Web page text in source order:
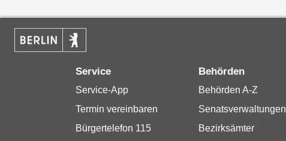
Service
Service-App
Termin vereinbaren
Bürgertelefon 115
Behörden
Behörden A-Z
Senatsverwaltungen
Bezirksämter